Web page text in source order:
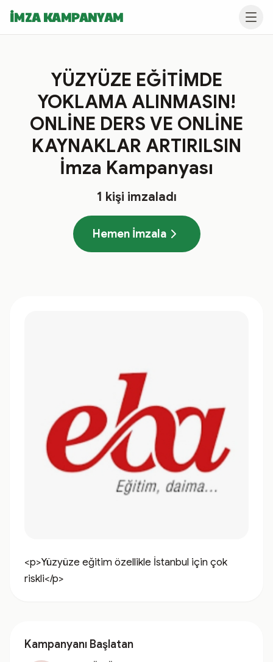
İMZA KAMPANYAM
YÜZYÜZE EĞİTİMDE
YOKLAMA ALINMASIN!
ONLİNE DERS VE ONLİNE
KAYNAKLAR ARTIRILSIN
İmza Kampanyası
1 kişi imzaladı
Hemen İmzala
<p>Yüzyüze eğitim özellikle İstanbul için çok
riskli</p>
Kampanyanı Başlatan